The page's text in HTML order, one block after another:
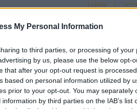
My Personal Information
to third parties, or processing of your
by us, please use the below opt-
that after your opt-out request is
based on personal information utilized by
prior to your opt-out. You may separately
by third parties on the IAB’s list
HÍREK
szerint
dunai